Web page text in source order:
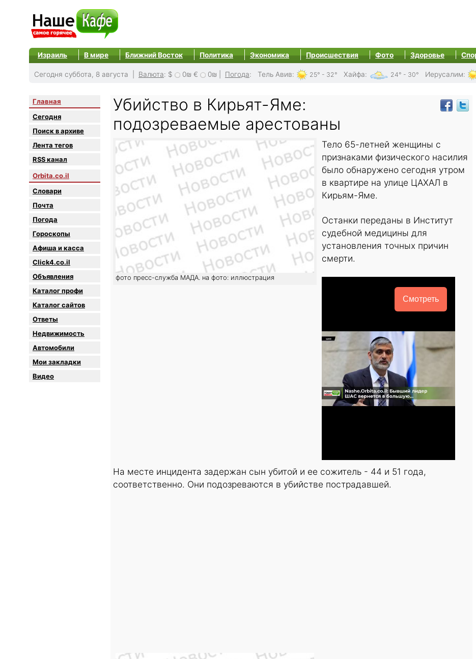
Израиль В мире Ближний Восток Политика Экономика Происшествия Фото Здоровье
Сегодня суббота, 8 августа | Валюта: $ 0₪ € 0₪ Погода: Тель Авив: 25° - 32° Хайфа: 24° - 30° Иерусалим:
Главная
Сегодня
Поиск в архиве
Лента тегов
RSS канал
Orbita.co.il
Словари
Почта
Погода
Гороскопы
Афиша и касса
Click4.co.il
Объявления
Каталог профи
Каталог сайтов
Oтветы
Недвижимость
Автомобили
Мои закладки
Видео
Убийство в Кирьят-Яме:
подозреваемые арестованы
фото пресс-служба МАДА. на фото: иллюстрация
Тело 65-летней женщины с
признаками физического насилия
было обнаружено сегодня утром
в квартире на улице ЦАХАЛ в
Кирьям-Яме.
Останки переданы в Институт
судебной медицины для
установления точных причин
смерти.
Смотреть
На месте инцидента задержан сын убитой и ее сожитель - 44 и 51 года,
соответственно. Они подозреваются в убийстве пострадавшей.